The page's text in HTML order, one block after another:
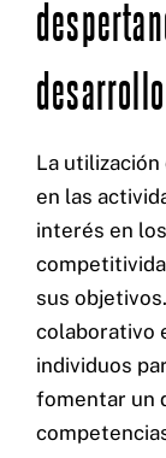
La
en las
interés en
sus
colaborativo
individuos
fomentar un